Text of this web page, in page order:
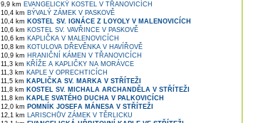
9,9 km EVANGELICKÝ KOSTEL V TŘANOVICÍCH
10,4 km BÝVALÝ ZÁMEK V PASKOVĚ
10,4 km KOSTEL SV. IGNÁCE Z LOYOLY V MALENOVICÍCH
10,6 km KOSTEL SV. VAVŘINCE V PASKOVĚ
10,6 km KAPLIČKA V MALENOVICÍCH
10,8 km KOTULOVA DŘEVĚNKA V HAVÍŘOVĚ
10,9 km HRANIČNÍ KÁMEN V TŘANOVICÍCH
11,3 km KŘÍŽE A KAPLIČKY NA MORÁVCE
11,3 km KAPLE V OPRECHTICÍCH
11,5 km KAPLIČKA SV. MARKA V STŘÍTEŽI
11,8 km KOSTEL SV. MICHALA ARCHANDĚLA V STŘÍTEŽI
11,8 km KAPLE SVATÉHO DUCHA V PALKOVICÍCH
12,0 km POMNÍK JOSEFA MÁNESA V STŘÍTEŽI
12,1 km LARISCHŮV ZÁMEK V TĚRLICKU